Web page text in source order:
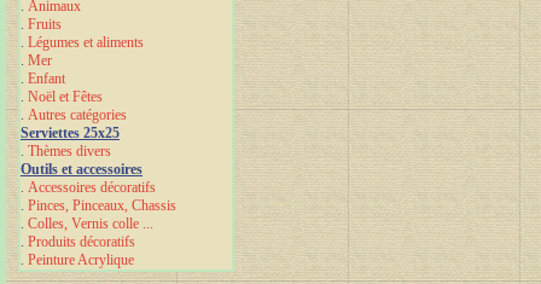
. Animaux
. Fruits
. Légumes et aliments
. Mer
. Enfant
. Noël et Fêtes
. Autres catégories
Serviettes 25x25
. Thèmes divers
Outils et accessoires
. Accessoires décoratifs
. Pinces, Pinceaux, Chassis
. Colles, Vernis colle ...
. Produits décoratifs
. Peinture Acrylique